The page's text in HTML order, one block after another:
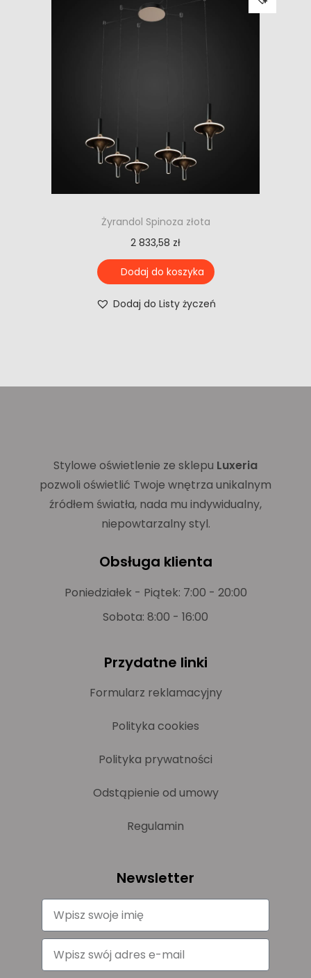
Żyrandol Spinoza złota
2 833,58 zł
Dodaj do koszyka
Dodaj do Listy życzeń
Stylowe oświetlenie ze sklepu Luxeria
pozwoli oświetlić Twoje wnętrza unikalnym
źródłem światła, nada mu indywidualny,
niepowtarzalny styl.
Obsługa klienta
Poniedziałek - Piątek: 7:00 - 20:00
Sobota: 8:00 - 16:00
Przydatne linki
Formularz reklamacyjny
Polityka cookies
Polityka prywatności
Odstąpienie od umowy
Regulamin
Newsletter